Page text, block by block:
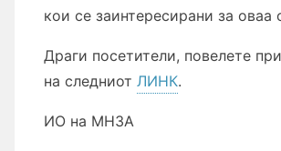
кои се заинтересирани за оваа
Драги посетители, повелете
на следниот ЛИНК.
ИО на МНЗА